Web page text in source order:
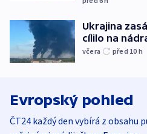
Ukrajina
cílilo na
včera před 10 h
Evropský pohled
ČT24 každý den vybírá z obsahu